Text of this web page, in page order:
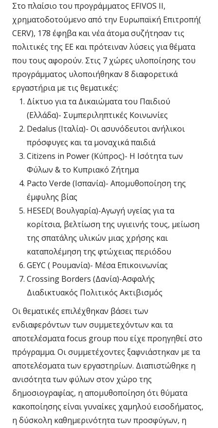
Στο πλαίσιο του προγράμματος EFIVOS II,
χρηματοδοτούμενο από την Ευρωπαϊκή Επιτροπή(
CERV), 178 έφηβα και νέα άτομα συζήτησαν τις
πολιτικές της ΕΕ και πρότειναν λύσεις για θέματα
που τους αφορούν. Στις 7 χώρες υλοποίησης του
προγράμματος υλοποιήθηκαν 8 διαφορετικά
εργαστήρια με τις θεματικές:
Δίκτυο για τα Δικαιώματα του Παιδιού
(Ελλάδα)- Συμπεριληπτικές Κοινωνίες
Dedalus (Ιταλία)- Οι ασυνόδευτοι ανήλικοι
πρόσφυγες και τα μοναχικά παιδιά
Citizens in Power (Κύπρος)- Η Ισότητα των
Φύλων & το Κυπριακό Ζήτημα
Pacto Verde (Ισπανία)- Απομυθοποίηση της
έμφυλης βίας
HESED( Βουλγαρία)-Αγωγή υγείας για τα
κορίτσια, βελτίωση της υγιεινής τους, μείωση
της σπατάλης υλικών μιας χρήσης και
καταπολέμηση της φτώχειας περιόδου
GEYC ( Ρουμανία)- Μέσα Επικοινωνίας
Crossing Borders (Δανία)-Ασφαλής
Διαδικτυακός Πολιτικός Ακτιβισμός
Οι θεματικές επιλέχθηκαν βάσει των
ενδιαφερόντων των συμμετεχόντων και τα
αποτελέσματα focus group που είχε προηγηθεί στο
πρόγραμμα. Οι συμμετέχοντες ξαφνιάστηκαν με τα
αποτελέσματα των εργαστηρίων. Διαπιστώθηκε η
ανισότητα των φύλων στον χώρο της
δημοσιογραφίας, η απομυθοποίηση ότι θύματα
κακοποίησης είναι γυναίκες χαμηλού εισοδήματος,
η δύσκολη καθημερινότητα των προσφύγων, η